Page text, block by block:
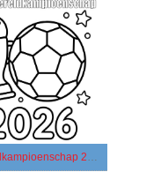
Wereldkampioenschap 2026 gratis voor kinderen